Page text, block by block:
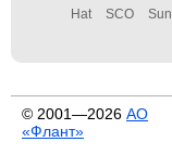
Hat SCO Sun
© 2001—2026 АО
«Флант»